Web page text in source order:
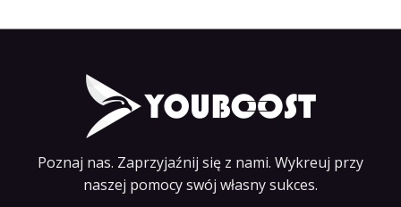
Poznaj nas. Zaprzyjaźnij się z nami. Wykreuj przy
naszej pomocy swój własny sukces.